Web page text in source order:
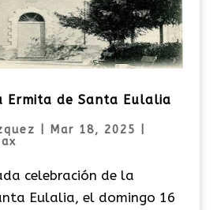
Ermita de Santa Eulalia
Mar 18, 2025
celebración de la
Eulalia, el domingo 16